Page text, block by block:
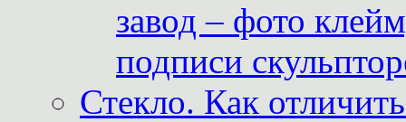
завод – фото
подписи
Стекло. Как